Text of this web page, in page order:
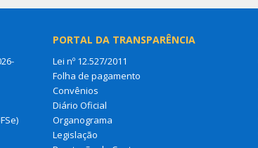
PORTAL DA TRANSPARÊNCIA
Lei nº 12.527/2011
Folha de pagamento
Convênios
Diário Oficial
Organograma
Legislação